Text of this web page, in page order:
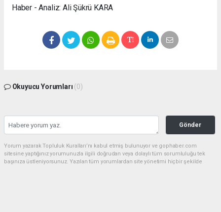
Haber - Analiz: Ali Şükrü KARA
Okuyucu Yorumları (0)
Gönder
Yorum yazarak Topluluk Kuralları’nı kabul etmiş bulunuyor ve gophaber.com
sitesine yaptığınız yorumunuzla ilgili doğrudan veya dolaylı tüm sorumluluğu tek
başınıza üstleniyorsunuz. Yazılan tüm yorumlardan site yönetimi hiçbir şekilde